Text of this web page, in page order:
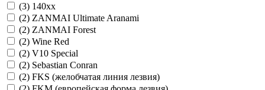
(3) 140xx
(2) ZANMAI Ultimate Aranami
(2) ZANMAI Forest
(2) Wine Red
(2) V10 Special
(2) Sebastian Conran
(2) FKS (желобчатая линия лезвия)